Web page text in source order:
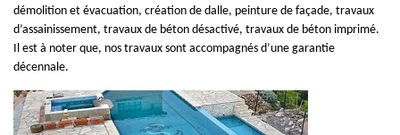
démolition et évacuation, création de dalle, peinture de façade, travaux
d’assainissement, travaux de béton désactivé, travaux de béton imprimé.
Il est à noter que, nos travaux sont accompagnés d’une garantie
décennale.